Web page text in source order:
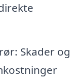
Skader og